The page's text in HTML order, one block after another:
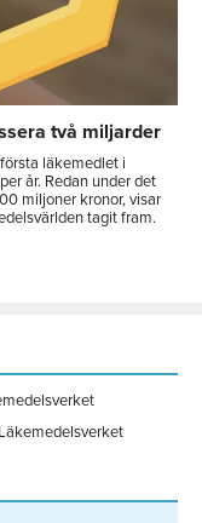
två miljarder
läkemedlet i
år. Redan under det
miljoner kronor, visar
tagit fram.